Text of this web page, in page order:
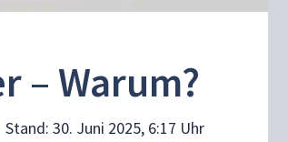
– Warum?
Stand: 30. Juni 2025, 6:17 Uhr